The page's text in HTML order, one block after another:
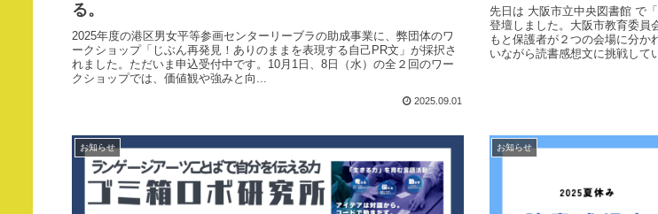
る。
2025年度の港区男女平等参画センターリーブラの助成事業に、弊団体のワ
ークショップ「じぶん再発見！ありのままを表現する自己PR文」が採択さ
れました。ただいま申込受付中です。10月1日、8日（水）の全２回のワー
クショップでは、価値観や強みと向...
2025.09.01
先日は 大阪市立中央図書館 で
登壇しました。大阪市教育委員
もと保護者が２つの会場に分か
いながら読書感想文に挑戦して
お知らせ お知らせ